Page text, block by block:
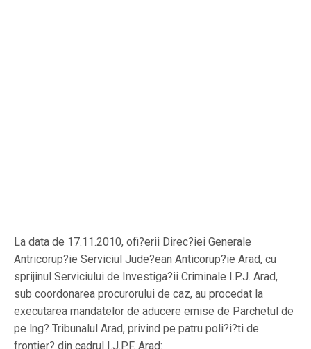
La data de 17.11.2010, ofi?erii Direc?iei Generale
Antricorup?ie Serviciul Jude?ean Anticorup?ie Arad, cu
sprijinul Serviciului de Investiga?ii Criminale I.P.J. Arad,
sub coordonarea procurorului de caz, au procedat la
executarea mandatelor de aducere emise de Parchetul de
pe lng? Tribunalul Arad, privind pe patru poli?i?ti de
frontier? din cadrul I.J.P.F. Arad: